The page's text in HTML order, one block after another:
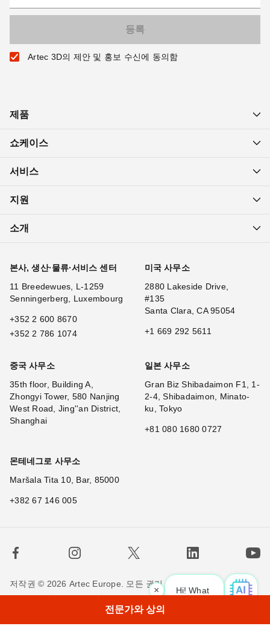
Hi! What is your re
×
Artec 3D의 제안 및 홍보 수신에 동의함
제품
쇼케이스
서비스
지원
소개
본사, 생산·물류·서비스 센터
11 Breedewues, L-1259
Senningerberg, Luxembourg
+352 2 600 8670
+352 2 786 1074
미국 사무소
2880 Lakeside Drive,
#135
Santa Clara, CA 95054
+1 669 292 5611
중국 사무소
35th floor, Building A,
Zhongyi Tower, 580 Nanjing
West Road, Jing''an District,
Shanghai
일본 사무소
Gran Biz Shibadaimon F1, 1-
2-4, Shibadaimon, Minato-
ku, Tokyo
+81 080 1680 0727
몬테네그로 사무소
Maršala Tita 10, Bar, 85000
+382 67 146 005
저작권 © 2026 Artec Europe. 모든 권리 소유.
전문가와 상의